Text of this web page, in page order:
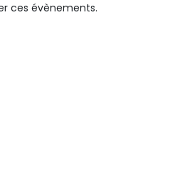
ces évènements.